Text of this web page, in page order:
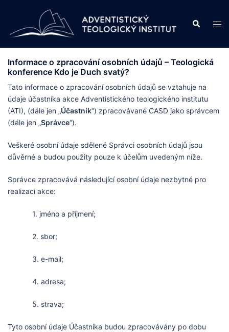
content
Search
Informace o zpracování osobních údajů – Teologická
konference Kdo je Duch svatý?
Tato informace o zpracování osobních údajů se vztahuje na
údaje účastníka akce Adventistického teologického institutu
(ATI), (dále jen „Účastník“) zpracovávané CASD jako správcem
(dále jen „Správce“).
Veškeré osobní údaje sdělené Správci osobních údajů jsou
důvěrné a budou použity pouze k účelům uvedeným níže.
Správce zpracovává následující osobní údaje nezbytné pro
realizaci akce:
1. jméno a příjmení;
2. sbor;
3. e-mail;
4. adresa;
5. strava;
Tyto osobní údaje Účastníka budou zpracovávány po dobu